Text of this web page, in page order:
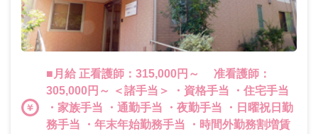
■月給 正看護師：315,000円～ 准看護師：
305,000円～ ＜諸手当＞ ・資格手当 ・住宅手当
・家族手当 ・通勤手当 ・夜勤手当 ・日曜祝日勤
務手当 ・年末年始勤務手当 ・時間外勤務割増賃